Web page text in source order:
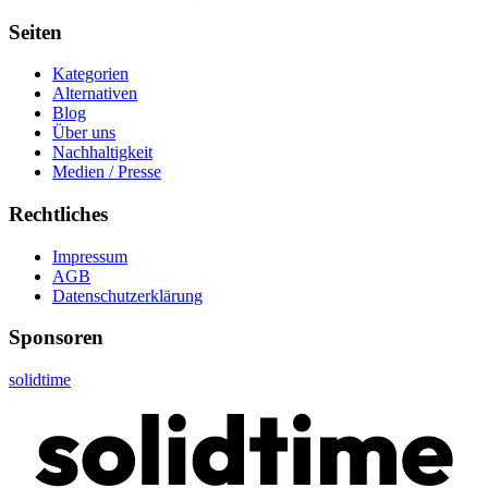
Seiten
Kategorien
Alternativen
Blog
Über uns
Nachhaltigkeit
Medien / Presse
Rechtliches
Impressum
AGB
Datenschutzerklärung
Sponsoren
solidtime